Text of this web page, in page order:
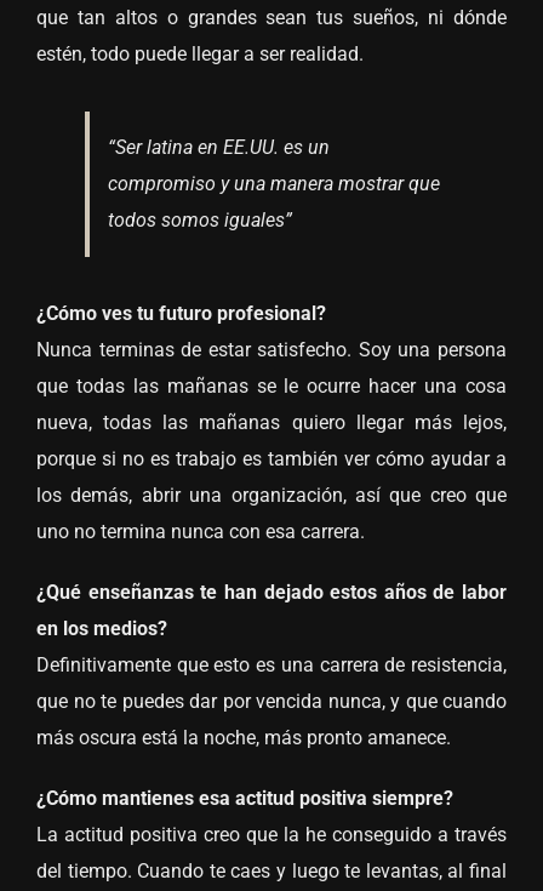
que tan altos o grandes sean tus sueños, ni dónde
estén, todo puede llegar a ser realidad.
“Ser latina en EE.UU. es un
compromiso y una manera mostrar que
todos somos iguales”
¿Cómo ves tu futuro profesional?
Nunca terminas de estar satisfecho. Soy una persona
que todas las mañanas se le ocurre hacer una cosa
nueva, todas las mañanas quiero llegar más lejos,
porque si no es trabajo es también ver cómo ayudar a
los demás, abrir una organización, así que creo que
uno no termina nunca con esa carrera.
¿Qué enseñanzas te han dejado estos años de labor
en los medios?
Definitivamente que esto es una carrera de resistencia,
que no te puedes dar por vencida nunca, y que cuando
más oscura está la noche, más pronto amanece.
¿Cómo mantienes esa actitud positiva siempre?
La actitud positiva creo que la he conseguido a través
del tiempo. Cuando te caes y luego te levantas, al final